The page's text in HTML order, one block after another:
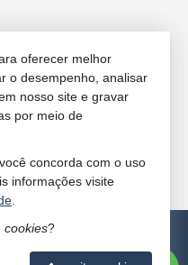
oferecer melhor
o desempenho, analisar
nosso site e gravar
por meio de
concorda com o uso
informações visite
cookies?